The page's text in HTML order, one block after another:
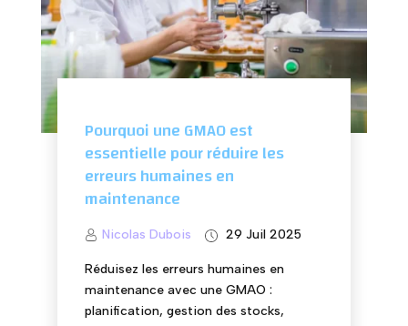
Pourquoi une GMAO est
essentielle pour réduire les
erreurs humaines en
maintenance
Nicolas Dubois 29 Juil 2025
Réduisez les erreurs humaines en
maintenance avec une GMAO :
planification, gestion des stocks,